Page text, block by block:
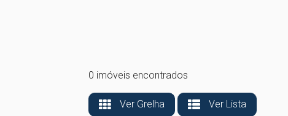
0 imóveis encontrados
Ver Grelha Ver Lista